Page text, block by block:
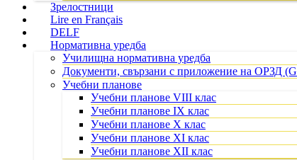
Зрелостници
Lire en Français
DELF
Нормативна уредба
Училищна нормативна уредба
Документи, свързани с приложение на ОРЗД
Учебни планове
Учебни планове VIII клас
Учебни планове IX клас
Учебни планове X клас
Учебни планове XI клас
Учебни планове XII клас